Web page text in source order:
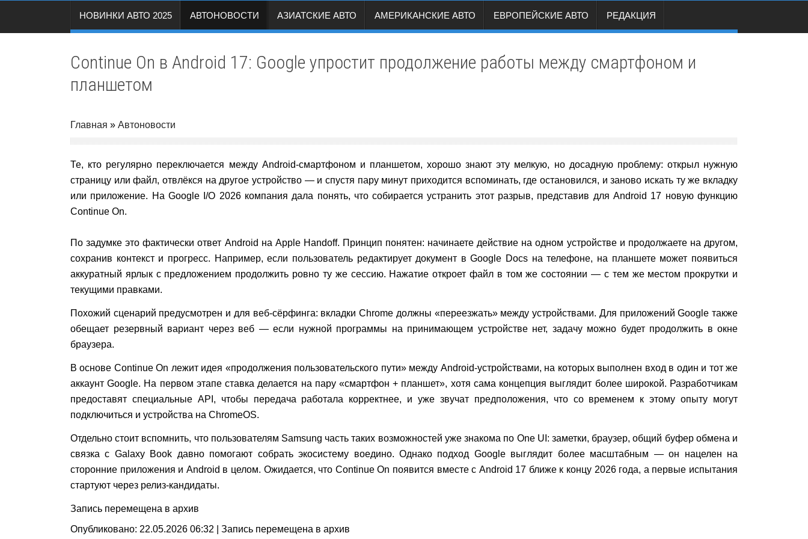
НОВИНКИ АВТО 2025 АВТОНОВОСТИ АЗИАТСКИЕ АВТО АМЕРИКАНСКИЕ АВТО ЕВРОПЕЙСКИЕ АВТО РЕДАКЦИЯ
Continue On в Android 17: Google упростит продолжение работы между смартфоном и
планшетом
Главная » Автоновости
Те, кто регулярно переключается между Android-смартфоном и планшетом, хорошо знают эту мелкую, но досадную проблему: открыл нужную
страницу или файл, отвлёкся на другое устройство — и спустя пару минут приходится вспоминать, где остановился, и заново искать ту же вкладку
или приложение. На Google I/O 2026 компания дала понять, что собирается устранить этот разрыв, представив для Android 17 новую функцию
Continue On.
По задумке это фактически ответ Android на Apple Handoff. Принцип понятен: начинаете действие на одном устройстве и продолжаете на другом,
сохранив контекст и прогресс. Например, если пользователь редактирует документ в Google Docs на телефоне, на планшете может появиться
аккуратный ярлык с предложением продолжить ровно ту же сессию. Нажатие откроет файл в том же состоянии — с тем же местом прокрутки и
текущими правками.
Похожий сценарий предусмотрен и для веб-сёрфинга: вкладки Chrome должны «переезжать» между устройствами. Для приложений Google также
обещает резервный вариант через веб — если нужной программы на принимающем устройстве нет, задачу можно будет продолжить в окне
браузера.
В основе Continue On лежит идея «продолжения пользовательского пути» между Android-устройствами, на которых выполнен вход в один и тот же
аккаунт Google. На первом этапе ставка делается на пару «смартфон + планшет», хотя сама концепция выглядит более широкой. Разработчикам
предоставят специальные API, чтобы передача работала корректнее, и уже звучат предположения, что со временем к этому опыту могут
подключиться и устройства на ChromeOS.
Отдельно стоит вспомнить, что пользователям Samsung часть таких возможностей уже знакома по One UI: заметки, браузер, общий буфер обмена и
связка с Galaxy Book давно помогают собрать экосистему воедино. Однако подход Google выглядит более масштабным — он нацелен на
сторонние приложения и Android в целом. Ожидается, что Continue On появится вместе с Android 17 ближе к концу 2026 года, а первые испытания
стартуют через релиз-кандидаты.
Запись перемещена в архив
Опубликовано: 22.05.2026 06:32 | Запись перемещена в архив